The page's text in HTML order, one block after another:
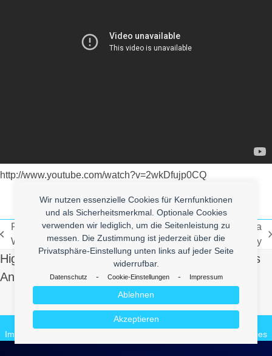
Wir nutzen essenzielle Cookies für Kernfunktionen
und als Sicherheitsmerkmal. Optionale Cookies
verwenden wir lediglich, um die Seitenleistung zu
messen. Die Zustimmung ist jederzeit über die
Privatsphäre-Einstellung unten links auf jeder Seite
widerrufbar.
Datenschutz - Cookie-Einstellungen - Impressum
Akzeptieren
Ablehnen
http://www.youtube.com/watch?v=2wkDfujp0CQ
vorheriger
Beitrag:
Regina Spektor – "Laughing
With" Official Video
Nächster
Beitrag:
Ficki Ficki Aua Aua – Nina
Queer & Dj Divinity
High Quality Uberlol Content for You. Contact us
And Send Us Yours!
Make it Lol
enym - medienkompetenz
Impressum
Cookies